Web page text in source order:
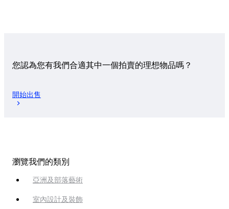
您認為您有我們合適其中一個拍賣的理想物品嗎？
開始出售
瀏覽我們的類別
亞洲及部落藝術
室內設計及裝飾